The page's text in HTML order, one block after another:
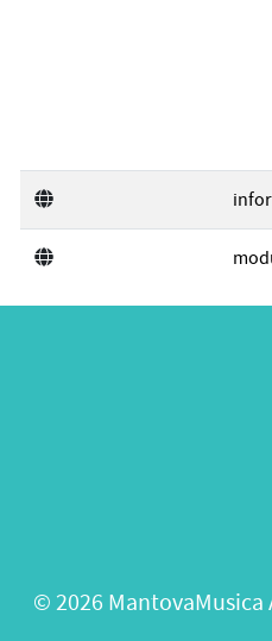
© 2026